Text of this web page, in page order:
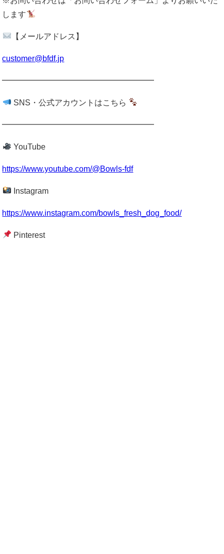
します
【メールアドレス】
customer@bfdf.jp
━━━━━━━━━━━━━━━━━━━
SNS・公式アカウントはこちら
━━━━━━━━━━━━━━━━━━━
YouTube
https://www.youtube.com/@Bowls-fdf
Instagram
https://www.instagram.com/bowls_fresh_dog_food/
Pinterest